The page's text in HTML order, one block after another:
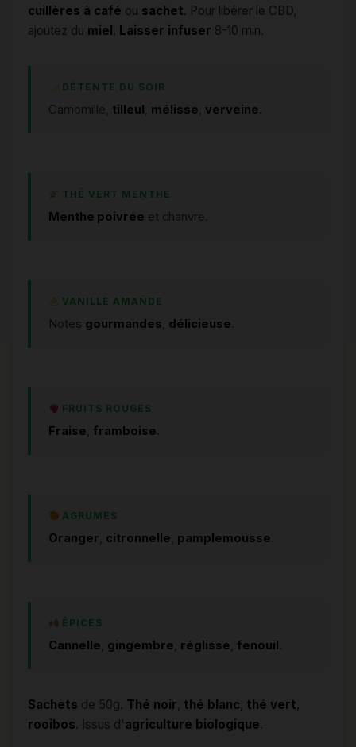
cuillères à café ou sachet. Pour libérer le CBD,
ajoutez du miel . Laisser infuser 8-10 min.
DÉTENTE DU SOIR
Camomille, tilleul, mélisse, verveine
THÉ VERT MENTHE
Menthe poivrée et chanvre.
VANILLE AMANDE
Notes gourmandes, délicieuse
FRUITS ROUGES
Fraise, framboise
AGRUMES
Oranger, citronnelle, pamplemousse
ÉPICES
Cannelle, gingembre, réglisse, fenouil
Sachets de 50g. Thé noir, thé blanc, thé vert,
rooibos. Issus d'agriculture biologique.